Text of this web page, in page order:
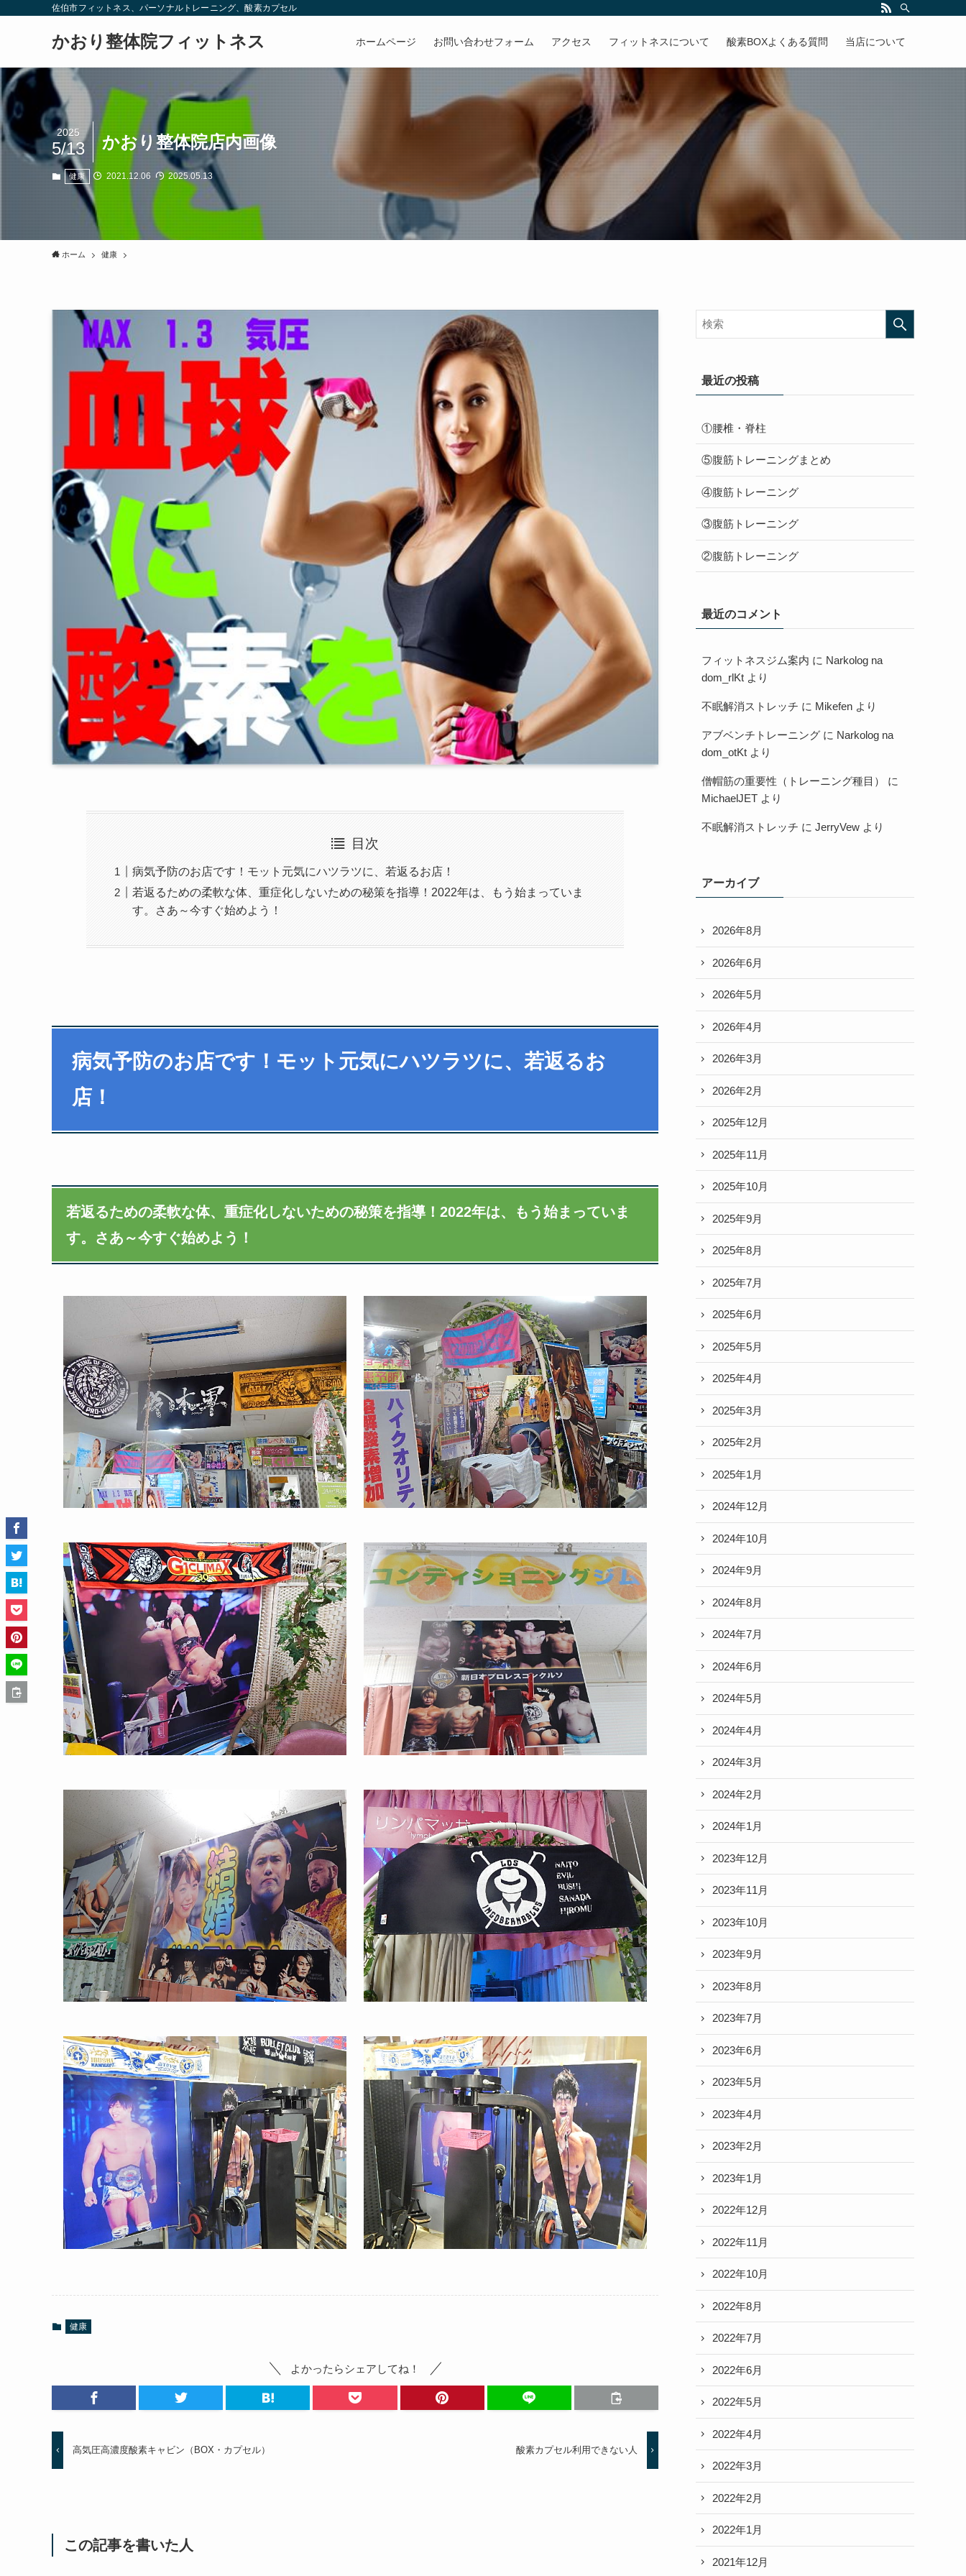
佐伯市フィットネス、パーソナルトレーニング、酸素カプセル
かおり整体院フィットネス ホームページ お問い合わせフォーム アクセス フィットネスについて 酸素BOXよくある質問 当店について
かおり整体院店内画像
2025
5/13
健康 2021.12.06 2025.05.13
ホーム 健康
目次
病気予防のお店です！モット元気にハツラツに、若返るお店！
若返るための柔軟な体、重症化しないための秘策を指導！2022年は、もう始まっていま
す。さあ～今すぐ始めよう！
病気予防のお店です！モット元気にハツラツに、若返るお
店！
若返るための柔軟な体、重症化しないための秘策を指導！2022年は、もう始まっていま
す。さあ～今すぐ始めよう！
健康
よかったらシェアしてね！
高気圧高濃度酸素キャビン（BOX・カプセル） 酸素カプセル利用できない人
この記事を書いた人
最近の投稿
①腰椎・脊柱
⑤腹筋トレーニングまとめ
④腹筋トレーニング
③腹筋トレーニング
②腹筋トレーニング
最近のコメント
フィットネスジム案内 に Narkolog na
dom_rlKt より
不眠解消ストレッチ に Mikefen より
アブベンチトレーニング に Narkolog na
dom_otKt より
僧帽筋の重要性（トレーニング種目）
に
MichaelJET より
不眠解消ストレッチ に JerryVew より
アーカイブ
2026年8月
2026年6月
2026年5月
2026年4月
2026年3月
2026年2月
2025年12月
2025年11月
2025年10月
2025年9月
2025年8月
2025年7月
2025年6月
2025年5月
2025年4月
2025年3月
2025年2月
2025年1月
2024年12月
2024年10月
2024年9月
2024年8月
2024年7月
2024年6月
2024年5月
2024年4月
2024年3月
2024年2月
2024年1月
2023年12月
2023年11月
2023年10月
2023年9月
2023年8月
2023年7月
2023年6月
2023年5月
2023年4月
2023年2月
2023年1月
2022年12月
2022年11月
2022年10月
2022年8月
2022年7月
2022年6月
2022年5月
2022年4月
2022年3月
2022年2月
2022年1月
2021年12月